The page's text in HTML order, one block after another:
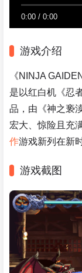
0:00 / 0:00
游戏介绍
《NINJA
是以红白机《忍
品，由《神之亵
宏大、惊险且充
作游戏新列在新
游戏截图